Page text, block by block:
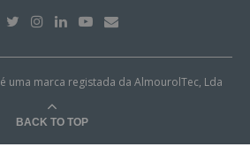
é uma marca registada da AlmourolTec, Lda
BACK TO TOP